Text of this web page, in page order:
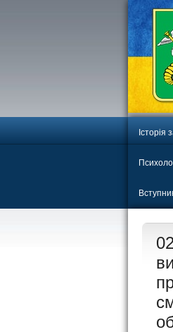
Історія